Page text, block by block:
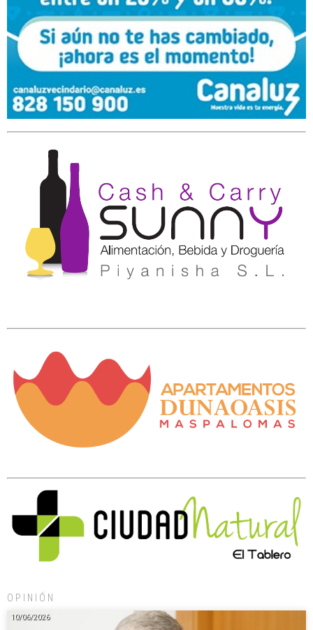
OPINIÓN
10/06/2026